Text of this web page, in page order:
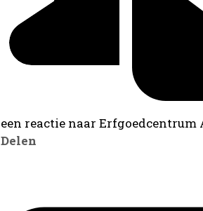
een reactie naar
Delen